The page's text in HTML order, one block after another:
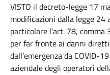
VISTO il decreto-legge 17
modificazioni dalla legge 24
particolare l’art. 78, comma
per far fronte ai danni
dall’emergenza da COVID-
aziendale degli operatori